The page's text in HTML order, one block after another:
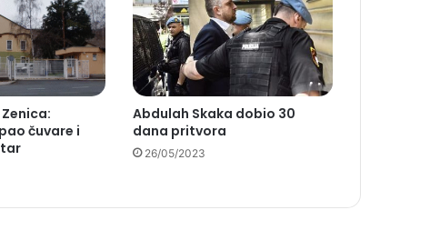
čuvare i
Abdulah Skaka dobio 30
dana pritvora
26/05/2023